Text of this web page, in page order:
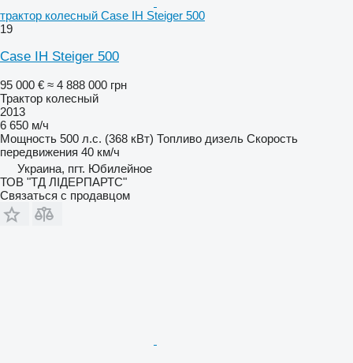
трактор колесный Case IH Steiger 500
19
Case IH Steiger 500
95 000 € ≈ 4 888 000 грн
Трактор колесный
2013
6 650 м/ч
Мощность 500 л.с. (368 кВт) Топливо дизель Скорость
передвижения 40 км/ч
Украина, пгт. Юбилейное
ТОВ "ТД ЛІДЕРПАРТС"
Связаться с продавцом